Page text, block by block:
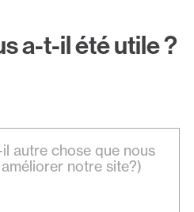
a-t-il été utile ?